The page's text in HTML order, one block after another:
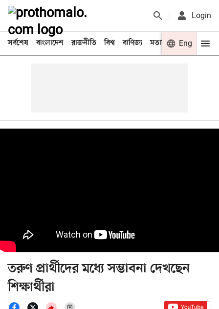
Login
সর্বশেষ বাংলাদেশ রাজনীতি বিশ্ব বাণিজ্য মতামত খেলা
Eng
তরুণ প্রার্থীদের মধ্যে সম্ভাবনা দেখছেন
শিক্ষার্থীরা